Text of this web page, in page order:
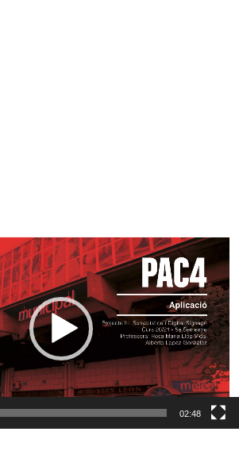
02:48